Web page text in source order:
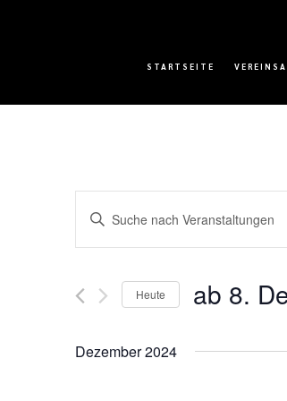
STARTSEITE
Veranstaltungen
Suche
und
Navigation
Bitte
Schlüsselwort
eingeben.
nach
Heute ab 8.
Dezember 2024